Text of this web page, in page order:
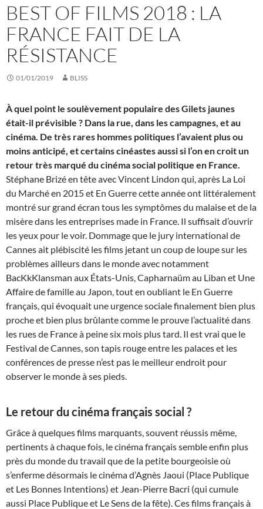
BEST OF FILMS 2018 : LA
FRANCE FAIT DE LA
RÉSISTANCE
01/01/2019 BLISS
À quel point le soulèvement populaire des Gilets jaunes
était-il prévisible ? Dans la rue, dans les campagnes, et au
cinéma. De très rares hommes politiques l’avaient plus ou
moins anticipé, et certains cinéastes aussi si l’on en croit un
retour très marqué du cinéma social politique en France.
Stéphane Brizé en tête avec Vincent Lindon qui, après La Loi
du Marché en 2015 et En Guerre cette année ont littéralement
montré sur grand écran tous les symptômes du malaise et de la
misère dans les entreprises made in France. Il suffisait d’ouvrir
les yeux pour le voir. Dommage que le jury international de
Cannes ait plébiscité les films jetant un coup de loupe sur les
problèmes ailleurs dans le monde avec notamment
BacKkKlansman aux États-Unis, Capharnaüm au Liban et Une
Affaire de famille au Japon, tout en oubliant le En Guerre
français, qui évoquait une urgence sociale finalement bien plus
proche et bien plus brûlante comme le prouve l’actualité dans
les rues de France à peine six mois plus tard. Il est vrai que le
Festival de Cannes, son tapis rouge entre les palaces et les
conférences de presse n’est pas le meilleur endroit pour
observer le monde à ses pieds.
Le retour du cinéma français social ?
Grâce à quelques films marquants, souvent réussis même,
pertinents à chaque fois, le cinéma français semble enfin plus
près du monde du travail que de la petite bourgeoisie où
s’enferme désormais le cinéma d’Agnès Jaoui (Place Publique
et Les Bonnes Intentions) et Jean-Pierre Bacri (qui cumule
aussi Place Publique et Le Sens de la fête). Ces films français à